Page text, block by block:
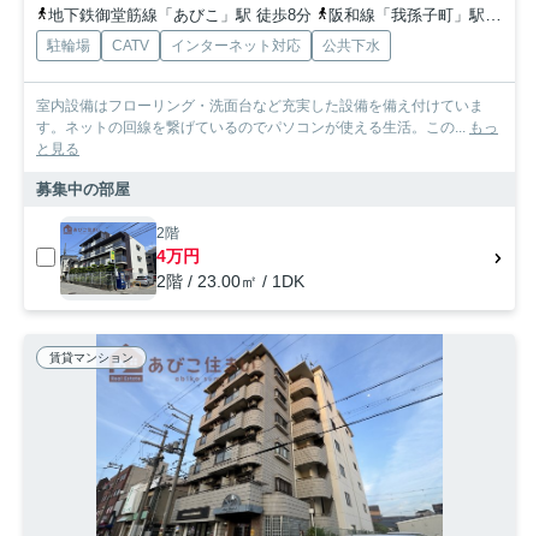
地下鉄御堂筋線「あびこ」駅 徒歩8分
阪和線「我孫子町」駅 徒歩4分
駐輪場 CATV インターネット対応 公共下水
室内設備はフローリング・洗面台など充実した設備を備え付けていま
す。ネットの回線を繋げているのでパソコンが使える生活。この... もっ
と見る
募集中の部屋
2階
4万円
2階 / 23.00㎡ / 1DK
賃貸マンション